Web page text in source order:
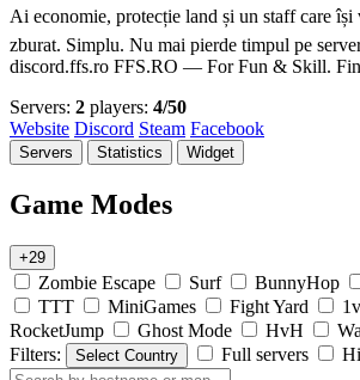
Ai economie, protecție land și un staff care
zburat. Simplu. Nu mai pierde timpul pe
discord.ffs.ro FFS.RO — For Fun & Skill.
Servers: 2 players: 4/50
Website Discord Steam Facebook
Servers Statistics Widget
Game Modes
+29
Zombie Escape Surf BunnyHop
TTT
MiniGames Fight Yard
RocketJump
Ghost Mode HvH
Filters:
Select Country Full servers